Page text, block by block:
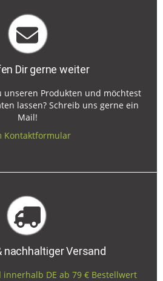
Dir gerne weiter
unseren Produkten und möchtest
lassen? Schreib uns gerne ein
Mail!
Kontaktformular
nachhaltiger Versand
innerhalb DE ab 79 € Bestellwert